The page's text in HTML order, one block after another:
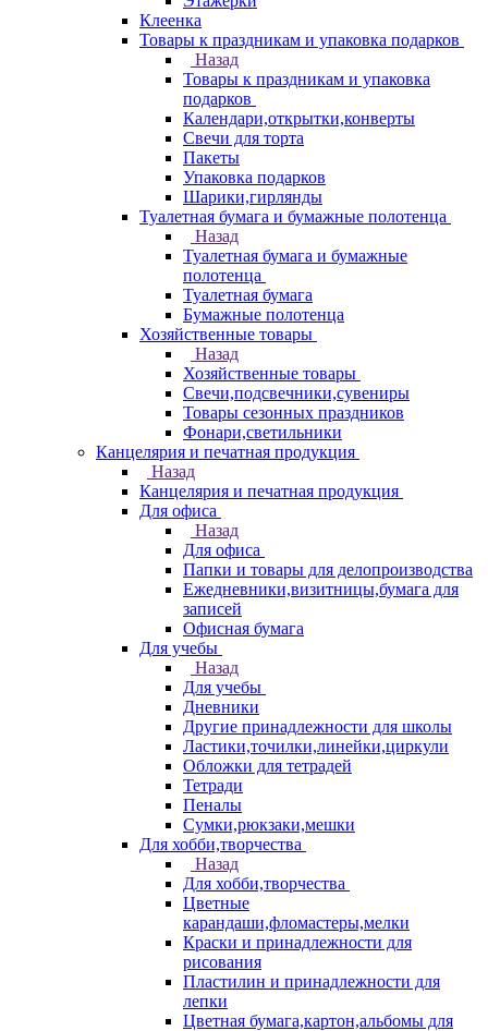
Клеенка
Товары к праздникам и упаковка подарков
Назад
Товары к праздникам и упаковка
подарков
Календари,открытки,конверты
Свечи для торта
Пакеты
Упаковка подарков
Шарики,гирлянды
Туалетная бумага и бумажные полотенца
Назад
Туалетная бумага и бумажные
полотенца
Туалетная бумага
Бумажные полотенца
Хозяйственные товары
Назад
Хозяйственные товары
Свечи,подсвечники,сувениры
Товары сезонных праздников
Фонари,светильники
Канцелярия и печатная продукция
Назад
Канцелярия и печатная продукция
Для офиса
Назад
Для офиса
Папки и товары для делопроизводства
Ежедневники,визитницы,бумага для
записей
Офисная бумага
Для учебы
Назад
Для учебы
Дневники
Другие принадлежности для школы
Ластики,точилки,линейки,циркули
Обложки для тетрадей
Тетради
Пеналы
Сумки,рюкзаки,мешки
Для хобби,творчества
Назад
Для хобби,творчества
Цветные
карандаши,фломастеры,мелки
Краски и принадлежности для
рисования
Пластилин и принадлежности для
лепки
Цветная бумага,картон,альбомы для